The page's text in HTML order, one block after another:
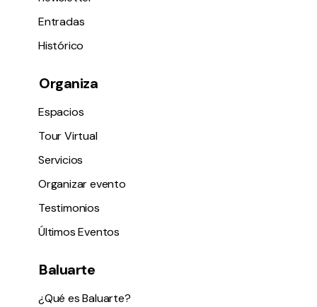
Entradas
Histórico
Organiza
Espacios
Tour Virtual
Servicios
Organizar evento
Testimonios
Últimos Eventos
Baluarte
¿Qué es Baluarte?